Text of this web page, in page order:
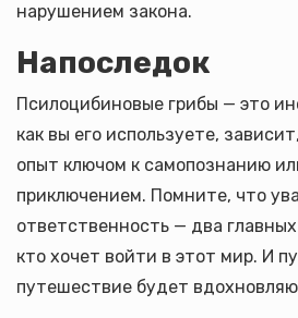
нарушением закона.
Напоследок
Псилоцибиновые грибы — это
как вы его используете,
опыт ключом к самопознанию
приключением. Помните, что
ответственность — два
кто хочет войти в этот мир. И
путешествие будет